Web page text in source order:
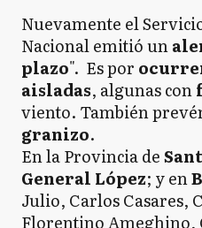
Nuevamente el
Nacional emitió un
plazo". Es por
aisladas, algunas con
viento. También
granizo.
En la Provincia de
General López; y en
Julio, Carlos Casares,
Florentino Ameghino,